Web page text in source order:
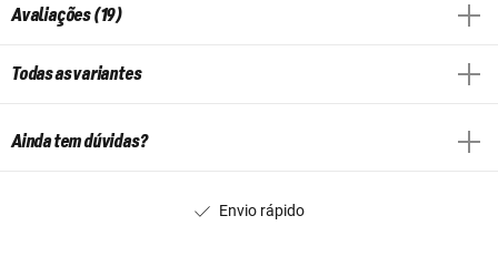
Avaliações (19)
Todas as variantes
Ainda tem dúvidas?
Envio rápido